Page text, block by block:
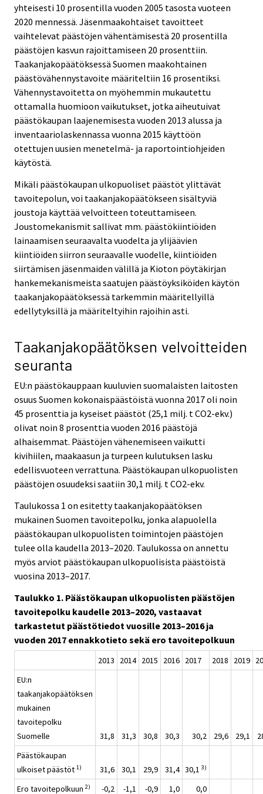
yhteisesti 10 prosentilla vuoden 2005 tasosta vuoteen
2020 mennessä. Jäsenmaakohtaiset tavoitteet
vaihtelevat päästöjen vähentämisestä 20 prosentilla
päästöjen kasvun rajoittamiseen 20 prosenttiin.
Taakanjakopäätöksessä Suomen maakohtainen
päästövähennystavoite määriteltiin 16 prosentiksi.
Vähennystavoitetta on myöhemmin mukautettu
ottamalla huomioon vaikutukset, jotka aiheutuivat
päästökaupan laajenemisesta vuoden 2013 alussa ja
inventaariolaskennassa vuonna 2015 käyttöön
otettujen uusien menetelmä- ja raportointiohjeiden
käytöstä.
Mikäli päästökaupan ulkopuoliset päästöt ylittävät
tavoitepolun, voi taakanjakopäätökseen sisältyviä
joustoja käyttää velvoitteen toteuttamiseen.
Joustomekanismit sallivat mm. päästökiintiöiden
lainaamisen seuraavalta vuodelta ja ylijäävien
kiintiöiden siirron seuraavalle vuodelle, kiintiöiden
siirtämisen jäsenmaiden välillä ja Kioton pöytäkirjan
hankemekanismeista saatujen päästöyksiköiden käytön
taakanjakopäätöksessä tarkemmin määritellyillä
edellytyksillä ja määriteltyihin rajoihin asti.
Taakanjakopäätöksen velvoitteiden
seuranta
EU:n päästökauppaan kuuluvien suomalaisten laitosten
osuus Suomen kokonaispäästöistä vuonna 2017 oli noin
45 prosenttia ja kyseiset päästöt (25,1 milj. t CO2-ekv.)
olivat noin 8 prosenttia vuoden 2016 päästöjä
alhaisemmat. Päästöjen vähenemiseen vaikutti
kivihiilen, maakaasun ja turpeen kulutuksen lasku
edellisvuoteen verrattuna. Päästökaupan ulkopuolisten
päästöjen osuudeksi saatiin 30,1 milj. t CO2-ekv.
Taulukossa 1 on esitetty taakanjakopäätöksen
mukainen Suomen tavoitepolku, jonka alapuolella
päästökaupan ulkopuolisten toimintojen päästöjen
tulee olla kaudella 2013–2020. Taulukossa on annettu
myös arviot päästökaupan ulkopuolisista päästöistä
vuosina 2013–2017.
Taulukko 1. Päästökaupan ulkopuolisten päästöjen
tavoitepolku kaudelle 2013–2020, vastaavat
tarkastetut päästötiedot vuosille 2013–2016 ja
vuoden 2017 ennakkotieto sekä ero tavoitepolkuun
2013 2014 2015 2016 2017 2018 2019
EU:n
taakanjakopäätöksen
mukainen
tavoitepolku
Suomelle
31,8 31,3 30,8 30,3 30,2 29,6 29,1
Päästökaupan
ulkoiset päästöt 1) 31,6 30,1 29,9 31,4 30,1 3)
Ero tavoitepolkuun 2) -0,2 -1,1 -0,9 1,0 0,0